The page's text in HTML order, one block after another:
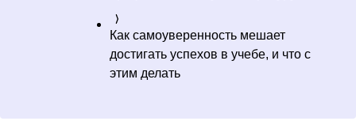
Как самоуверенность мешает
достигать успехов в учебе, и что с
этим делать